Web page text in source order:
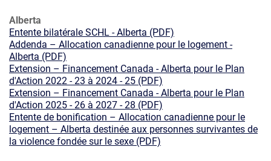
Alberta
Entente bilatérale SCHL - Alberta (PDF)
Addenda – Allocation canadienne pour le logement -
Alberta (PDF)
Extension – Financement Canada - Alberta pour le Plan
d'Action 2022 - 23 à 2024 - 25 (PDF)
Extension – Financement Canada - Alberta pour le Plan
d'Action 2025 - 26 à 2027 - 28 (PDF)
Entente de bonification – Allocation canadienne pour le
logement – Alberta destinée aux personnes survivantes de
la violence fondée sur le sexe (PDF)